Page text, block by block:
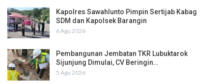
Kapolres Sawahlunto Pimpin Sertijab Kabag
SDM dan Kapolsek Barangin
6 Agu 2026
Pembangunan Jembatan TKR Lubuktarok
Sijunjung Dimulai, CV Beringin…
5 Agu 2026